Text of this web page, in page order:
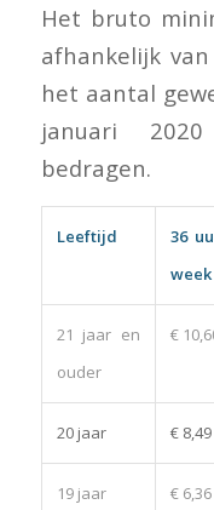
Het bruto
afhankelijk
het aantal
januari
bedragen.
Leeftijd
36
week
21 jaar en
ouder
€
20 jaar € 8,49
19 jaar € 6,36